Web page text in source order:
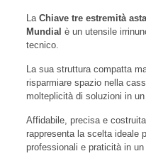
La Chiave tre estremità
Mundial è un utensile
tecnico.
La sua struttura compatta
risparmiare spazio nella
molteplicità di soluzioni in
Affidabile, precisa e
rappresenta la scelta ideale
professionali e praticità in